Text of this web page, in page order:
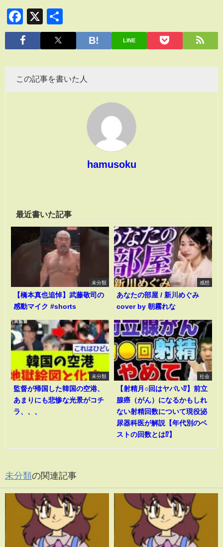
Facebook
X
有
LINE
この記事を書いた人
hamusoku
最近書いた記事
未分類
【橋本真也追悼】武藤敬司の
感動マイク #shorts
感想
あなたの部屋 / 新川めぐみ
cover by 朝霧れな
未分類
監督が帰国した韓国の空港、
あまりにも悲惨な光景がコチ
ラ、、、
社会
【射精月○回はヤバい⁉︎】前立
腺癌（がん）になるかもしれ
ない射精回数について現役泌
尿器科医が解説【年代別のベ
ストの回数とは⁉︎】
未分類の関連記事